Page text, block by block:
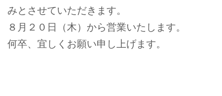
みとさせていただきます。
８月２０日（木）から営業いたします。
何卒、宜しくお願い申し上げます。